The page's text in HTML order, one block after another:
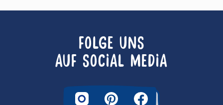
FOLGE UNS
AUF SOCIAL MEDIA